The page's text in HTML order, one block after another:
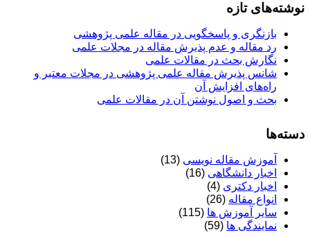
نوشته‌های تازه
بازنگری و پاسخگویی در مقاله علمی پژوهشی
رد مقاله و عدم پذیرش مقاله در مجلات علمی
نگارش بحث در مقالات علمی
شانس پذیرش مقاله علمی پژوهشی در مجلات معتبر و
راه‌های افزایش آن
بحث و اصول نوشتن آن در مقالات علمی
دسته‌ها
آموزش مقاله نویسی (13)
اخبار دانشگاهی (16)
اخبار دکتری (4)
انواع مقاله (26)
سایر آموزش ها (115)
نمایندگی ها (59)